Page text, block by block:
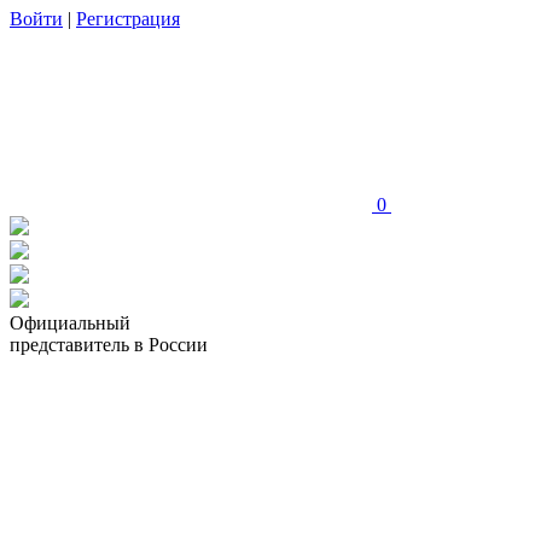
Войти | Регистрация
0
Официальный
представитель в России